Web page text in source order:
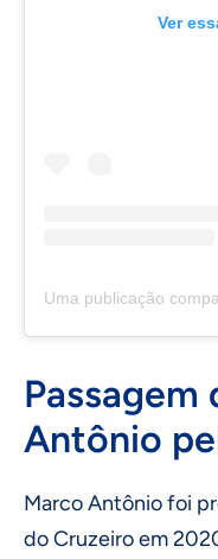
Ver
Passagem
Antônio
Marco Antônio foi
do Cruzeiro em